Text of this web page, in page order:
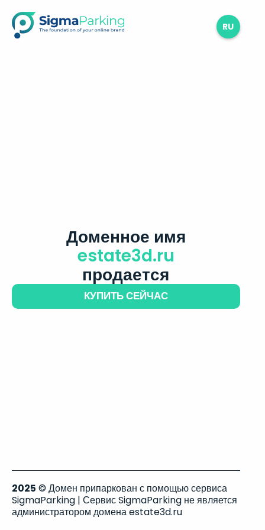
RU
Доменное имя
estate3d.ru
продается
КУПИТЬ СЕЙЧАС
2025 © Домен припаркован с помощью сервиса
SigmaParking | Сервис SigmaParking не является
администратором домена estate3d.ru